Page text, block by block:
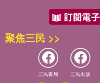
聚焦三民 >>
三民書局 三民出版